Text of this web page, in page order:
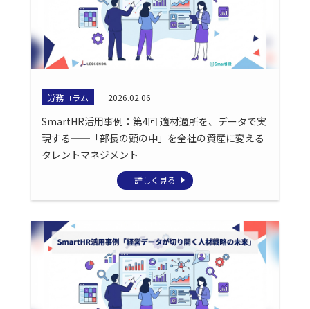
労務コラム 2026.02.06
SmartHR活用事例：第4回 適材適所を、データで実
現する──「部長の頭の中」を全社の資産に変える
タレントマネジメント
詳しく見る